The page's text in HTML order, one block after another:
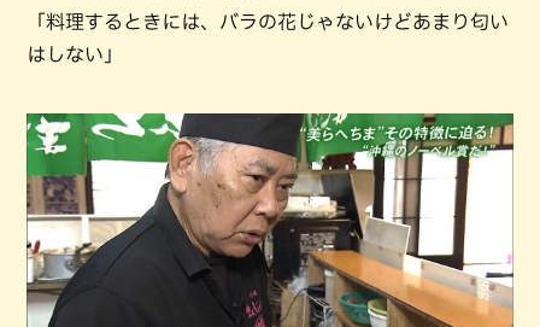
「料理するときには、バラの花じゃないけどあまり匂い
はしない」